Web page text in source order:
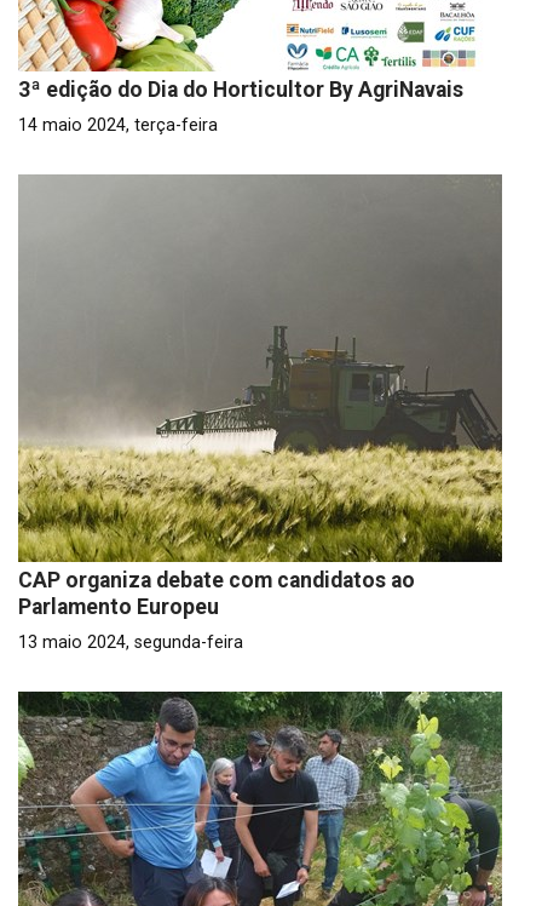
3ª edição do Dia do Horticultor By AgriNavais
14 maio 2024, terça-feira
CAP organiza debate com candidatos ao
Parlamento Europeu
13 maio 2024, segunda-feira